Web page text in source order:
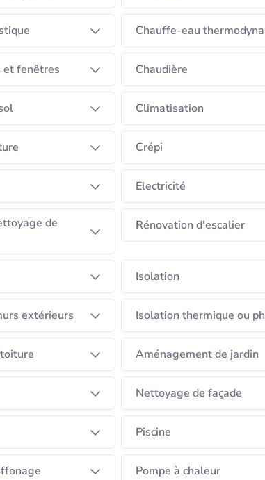
unique, disponible et investi pour garantir
projet.
et concrétiser vos idées en toute
Chauffe-eau
et fenêtres Chaudière
Climatisation
Crépi
Electricité
de
Rénovation d'escalier
Isolation
extérieurs Isolation thermique ou
Aménagement de jardin
Nettoyage de façade
Piscine
Pompe à chaleur